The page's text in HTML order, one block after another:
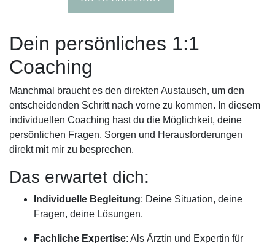
Dein persönliches 1:1
Coaching
Manchmal braucht es den direkten Austausch, um den
entscheidenden Schritt nach vorne zu kommen. In diesem
individuellen Coaching hast du die Möglichkeit, deine
persönlichen Fragen, Sorgen und Herausforderungen
direkt mit mir zu besprechen.
Das erwartet dich:
Individuelle Begleitung: Deine Situation, deine
Fragen, deine Lösungen.
Fachliche Expertise: Als Ärztin und Expertin für